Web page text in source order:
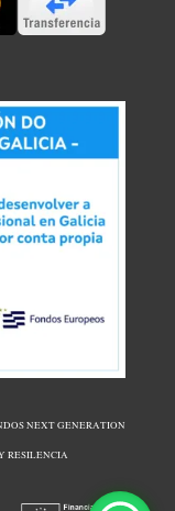
NEXT GENERATION
RESILENCIA